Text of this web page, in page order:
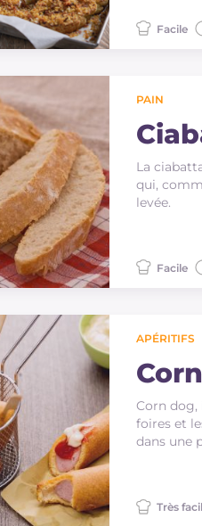
Facile
PAIN
La
qui,
levée.
Facile
APÉRITIFS
Corn
foires et
dans une
Très